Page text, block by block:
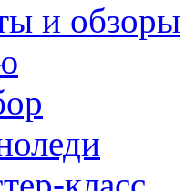
и обзоры